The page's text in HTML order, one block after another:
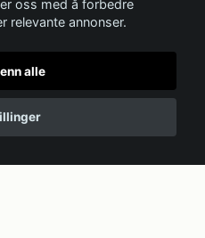
oss med å forbedre
relevante annonser.
alle